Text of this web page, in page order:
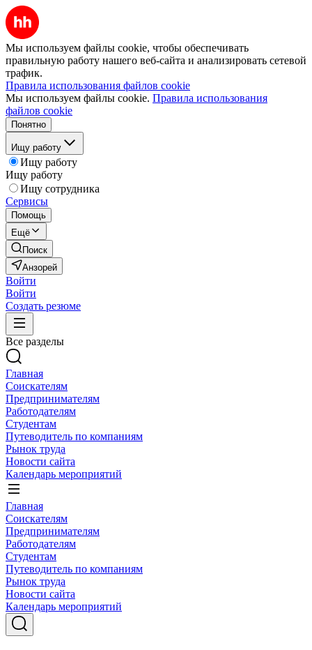
Мы используем файлы cookie, чтобы обеспечивать
правильную работу нашего веб-сайта и анализировать сетевой
трафик.
Правила использования файлов cookie
Мы используем файлы cookie. Правила использования
файлов cookie
Понятно
Ищу работу
Ищу работу
Ищу работу
Ищу сотрудника
Сервисы
Помощь
Ещё
Поиск
Анзорей
Войти
Войти
Создать резюме
Все разделы
Главная
Соискателям
Предпринимателям
Работодателям
Студентам
Путеводитель по компаниям
Рынок труда
Новости сайта
Календарь мероприятий
Главная
Соискателям
Предпринимателям
Работодателям
Студентам
Путеводитель по компаниям
Рынок труда
Новости сайта
Календарь мероприятий